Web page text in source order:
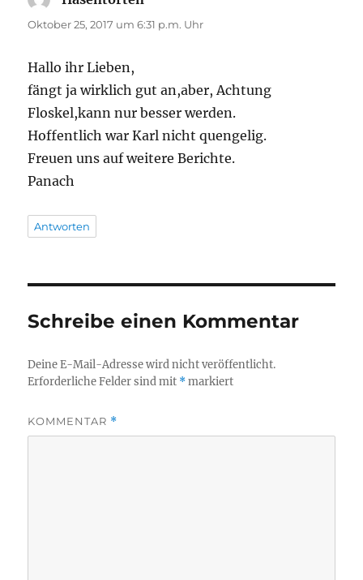
Oktober 25, 2017 um 6:31 p.m. Uhr
Hallo ihr Lieben,
fängt ja wirklich gut an,aber, Achtung
Floskel,kann nur besser werden.
Hoffentlich war Karl nicht quengelig.
Freuen uns auf weitere Berichte.
Panach
Antworten
Schreibe einen Kommentar
Deine E-Mail-Adresse wird nicht veröffentlicht.
Erforderliche Felder sind mit *markiert
KOMMENTAR *